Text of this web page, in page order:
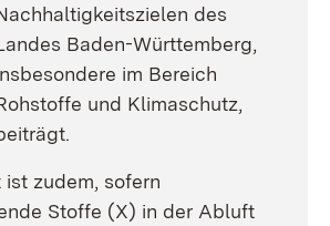
des
Baden-Württemberg,
im Bereich
und Klimaschutz,
ist zudem, sofern
Stoffe (X) in der Abluft